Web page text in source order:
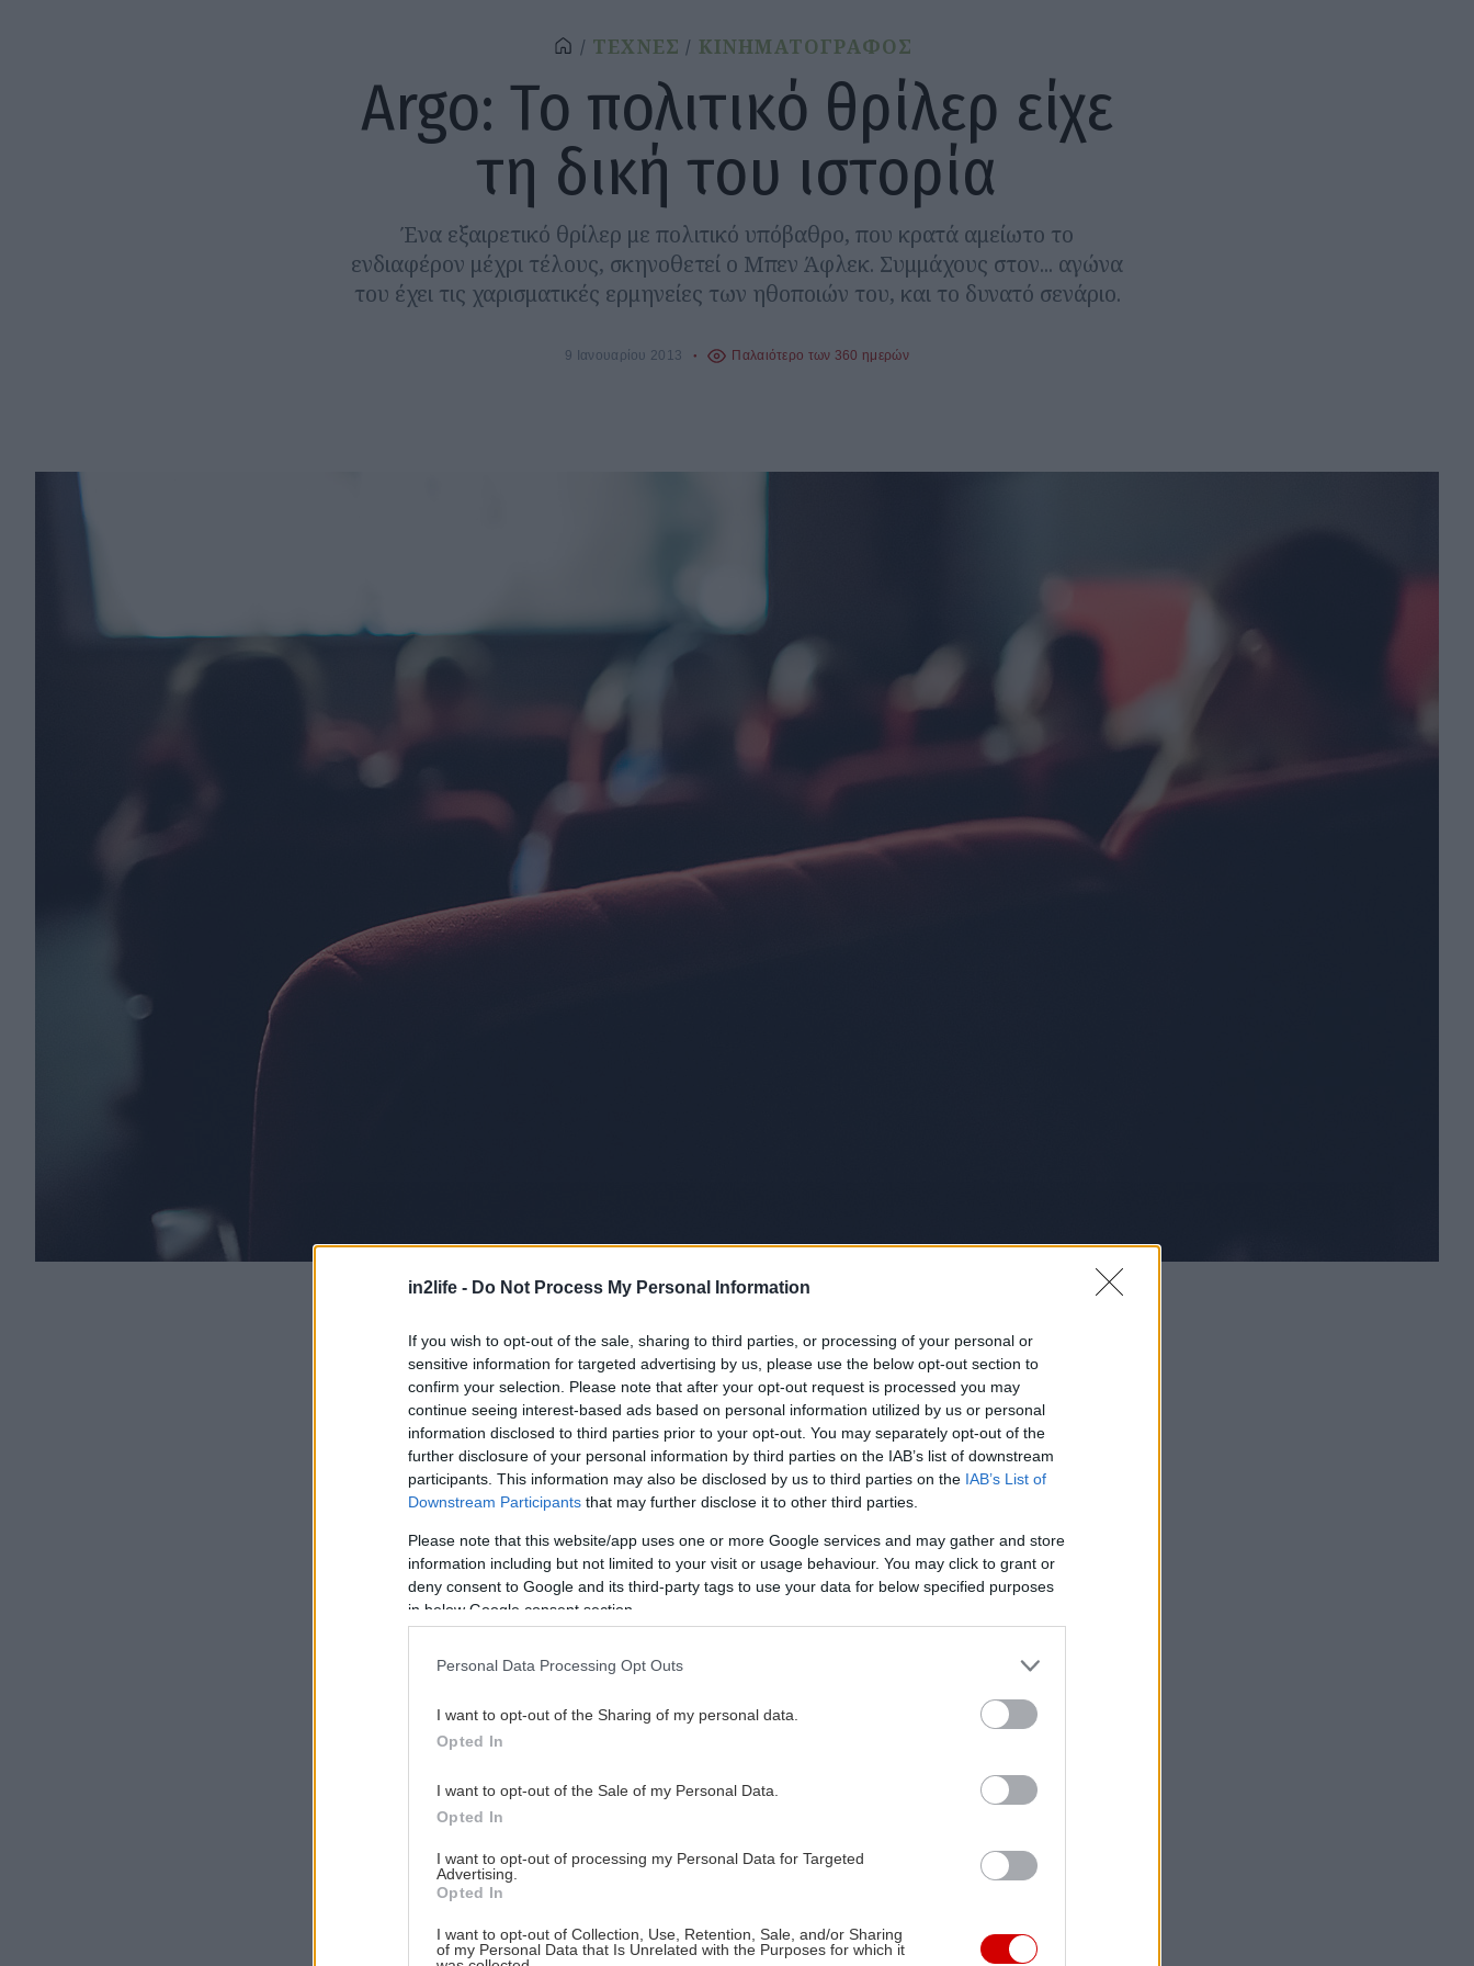
in2life - Do Not Process My Personal Information
If you wish to opt-out of the sale, sharing to third parties, or processing of your personal or
sensitive information for targeted advertising by us, please use the below opt-out section to
confirm your selection. Please note that after your opt-out request is processed you may
continue seeing interest-based ads based on personal information utilized by us or personal
information disclosed to third parties prior to your opt-out. You may separately opt-out of the
further disclosure of your personal information by third parties on the IAB’s list of downstream
participants. This information may also be disclosed by us to third parties on the IAB’s List of
Downstream Participants that may further disclose it to other third parties.
Please note that this website/app uses one or more Google services and may gather and store
information including but not limited to your visit or usage behaviour. You may click to grant or
deny consent to Google and its third-party tags to use your data for below specified purposes
in below Google consent section.
Personal Data Processing Opt Outs
I want to opt-out of the Sharing of my personal data.
Opted In
I want to opt-out of the Sale of my Personal Data.
Opted In
I want to opt-out of processing my Personal Data for Targeted
Advertising.
Opted In
I want to opt-out of Collection, Use, Retention, Sale, and/or Sharing
of my Personal Data that Is Unrelated with the Purposes for which it
ΤΕΧΝΕΣ ΚΙΝΗΜΑΤΟΓΡΑΦΟΣ
Argo: Το πολιτικό θρίλερ είχε
τη δική του ιστορία
Ένα εξαιρετικό θρίλερ με πολιτικό υπόβαθρο, που κρατά αμείωτο το
ενδιαφέρον μέχρι τέλους, σκηνοθετεί ο Μπεν Άφλεκ. Συμμάχους στον... αγώνα
του έχει τις χαρισματικές ερμηνείες των ηθοποιών του, και το δυνατό σενάριο.
9 Ιανουαρίου 2013 Παλαιότερο των 360 ημερών